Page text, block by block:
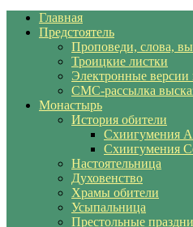
Главная
Предстоятель
Проповеди, слова,
Троицкие листки
Электронные версии
СМС-рассылка
Монастырь
История обители
Схиигумения
Схиигумения
Настоятельница
Духовенство
Храмы обители
Усыпальница
Престольные